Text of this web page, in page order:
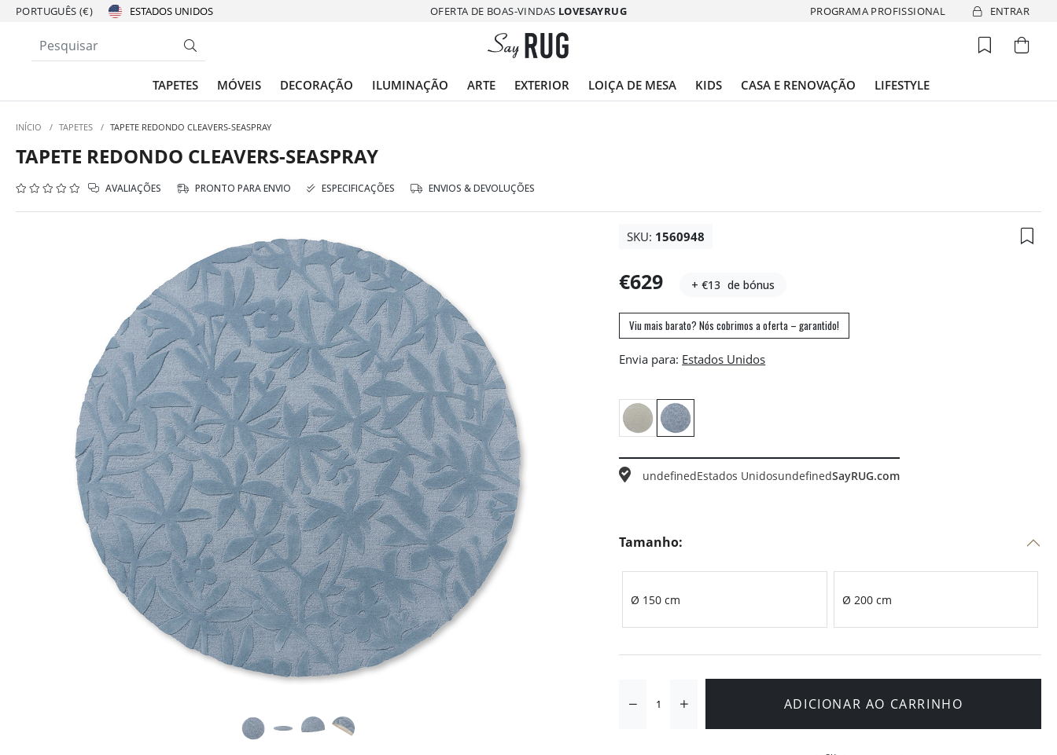
PORTUGUÊS (€) OFERTA DE BOAS-VINDAS LOVESAYRUG PROGRAMA PROFISSIONAL ENTRAR
TAPETES MÓVEIS DECORAÇÃO ILUMINAÇÃO ARTE EXTERIOR LOIÇA DE MESA KIDS CASA E RENOVAÇÃO LIFESTYLE
INÍCIO / TAPETES / TAPETE REDONDO CLEAVERS-SEASPRAY
TAPETE REDONDO CLEAVERS-SEASPRAY
AVALIAÇÕES PRONTO PARA ENVIO ESPECIFICAÇÕES ENVIOS & DEVOLUÇÕES
SKU: 1560948
€629 + €13 de bónus
Viu mais barato? Nós cobrimos a oferta – garantido!
Envia para:
undefinedEstados UnidosundefinedSayRUG.com
Tamanho:
Ø 150 cm Ø 200 cm
ADICIONAR AO CARRINHO